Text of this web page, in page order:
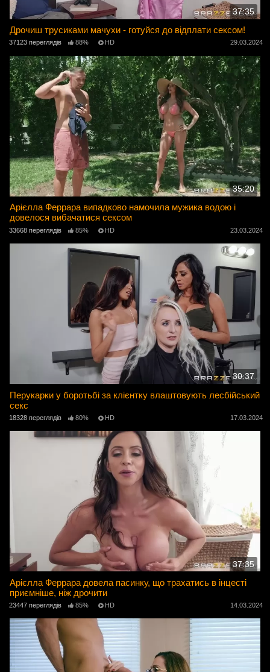
37:35
Дрочиш трусиками мачухи - готуйся до відплати сексом!
37123 переглядів 88% HD 29.03.2024
35:20
Арієлла Феррара випадково намочила мужика водою і
довелося вибачатися сексом
33668 переглядів 85% HD 23.03.2024
30:37
Перукарки у боротьбі за клієнтку влаштовують лесбійський
секс
18328 переглядів 80% HD 17.03.2024
37:35
Арієлла Феррара довела пасинку, що трахатись в інцесті
приємніше, ніж дрочити
23447 переглядів 85% HD 14.03.2024